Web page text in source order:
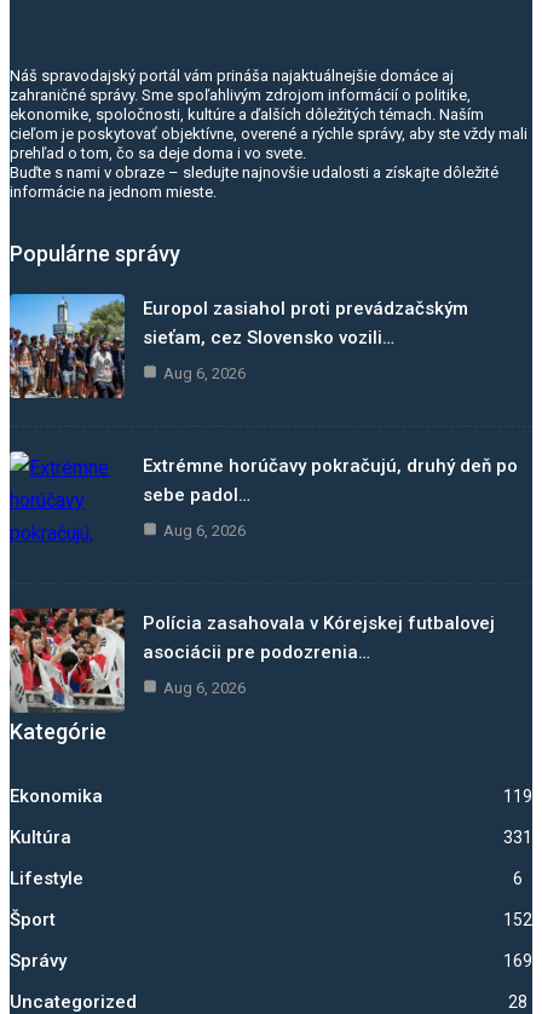
Náš spravodajský portál vám prináša najaktuálnejšie domáce aj
zahraničné správy. Sme spoľahlivým zdrojom informácií o politike,
ekonomike, spoločnosti, kultúre a ďalších dôležitých témach. Naším
cieľom je poskytovať objektívne, overené a rýchle správy, aby ste vždy mali
prehľad o tom, čo sa deje doma i vo svete.
Buďte s nami v obraze – sledujte najnovšie udalosti a získajte dôležité
informácie na jednom mieste.
Populárne správy
Europol zasiahol proti prevádzačským
sieťam, cez Slovensko vozili…
Aug 6, 2026
Extrémne horúčavy pokračujú, druhý deň po
sebe padol…
Aug 6, 2026
Polícia zasahovala v Kórejskej futbalovej
asociácii pre podozrenia…
Aug 6, 2026
Kategórie
Ekonomika 1192
Kultúra 331
Lifestyle 6
Šport 1525
Správy
Uncategorized 28